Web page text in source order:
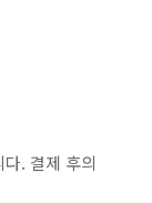
. 결제 후의